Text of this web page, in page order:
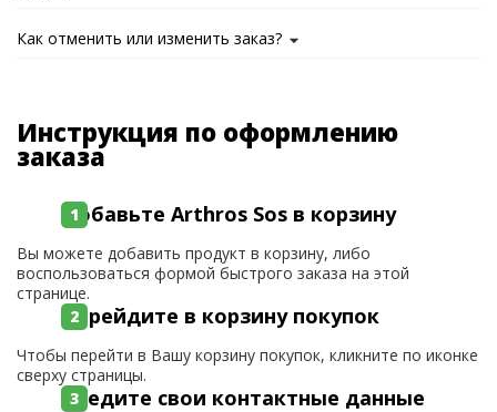
Как отменить или изменить заказ?
Инструкция по оформлению
заказа
Добавьте Arthros Sos в корзину
Вы можете добавить продукт в корзину, либо
воспользоваться формой быстрого заказа на этой
странице.
Перейдите в корзину покупок
Чтобы перейти в Вашу корзину покупок, кликните по иконке
сверху страницы.
Введите свои контактные данные